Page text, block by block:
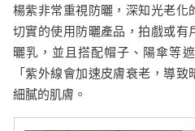
楊紫非常重視防曬，深知光老化
切實的使用防曬產品，拍戲或有
曬乳，並且搭配帽子、陽傘等
「紫外線會加速皮膚衰老，導
細膩的肌膚。